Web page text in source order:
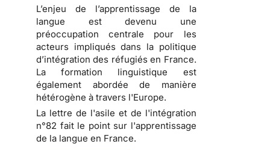
L’enjeu de l’apprentissage de la
langue est devenu une
préoccupation centrale pour les
acteurs impliqués dans la politique
d’intégration des réfugiés en France.
La formation linguistique est
également abordée de manière
hétérogène à travers l'Europe.
La lettre de l'asile et de l'intégration
n°82 fait le point sur l'apprentissage
de la langue en France.